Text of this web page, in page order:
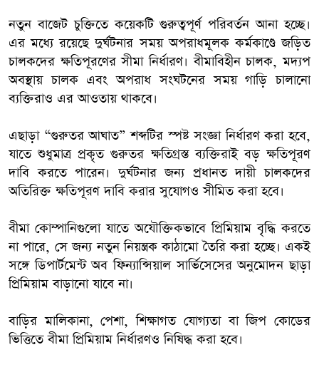
নতুন বাজেট চুক্তিতে কয়েকটি গুরুত্বপূর্ণ পরিবর্তন আনা হচ্ছে।
এর মধ্যে রয়েছে দুর্ঘটনার সময় অপরাধমূলক কর্মকাণ্ডে জড়িত
চালকদের ক্ষতিপূরণের সীমা নির্ধারণ। বীমাবিহীন চালক, মদ্যপ
অবস্থায় চালক এবং অপরাধ সংঘটনের সময় গাড়ি চালানো
ব্যক্তিরাও এর আওতায় থাকবে।
এছাড়া “গুরুতর আঘাত” শব্দটির স্পষ্ট সংজ্ঞা নির্ধারণ করা হবে,
যাতে শুধুমাত্র প্রকৃত গুরুতর ক্ষতিগ্রস্ত ব্যক্তিরাই বড় ক্ষতিপূরণ
দাবি করতে পারেন। দুর্ঘটনার জন্য প্রধানত দায়ী চালকদের
অতিরিক্ত ক্ষতিপূরণ দাবি করার সুযোগও সীমিত করা হবে।
বীমা কোম্পানিগুলো যাতে অযৌক্তিকভাবে প্রিমিয়াম বৃদ্ধি করতে
না পারে, সে জন্য নতুন নিয়ন্ত্রক কাঠামো তৈরি করা হচ্ছে। একই
সঙ্গে ডিপার্টমেন্ট অব ফিন্যান্সিয়াল সার্ভিসেসের অনুমোদন ছাড়া
প্রিমিয়াম বাড়ানো যাবে না।
বাড়ির মালিকানা, পেশা, শিক্ষাগত যোগ্যতা বা জিপ কোডের
ভিত্তিতে বীমা প্রিমিয়াম নির্ধারণও নিষিদ্ধ করা হবে।